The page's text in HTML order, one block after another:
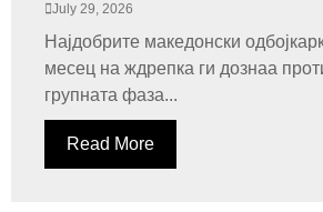
July 29, 2026
Најдобрите македонски
месец на ждрепка ги дознаа
групната фаза...
Read More